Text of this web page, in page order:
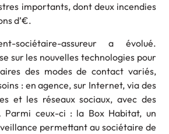
importants, dont deux incendies
d’€.
sociétaire-assureur a évolué.
sur les nouvelles technologies pour
des modes de contact variés,
: en agence, sur Internet, via des
et les réseaux sociaux, avec des
Parmi ceux-ci : la Box Habitat, un
permettant au sociétaire de